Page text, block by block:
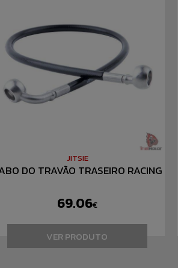
JITSIE
DO TRAVÃO TRASEIRO RACING
69.06€
VER PRODUTO